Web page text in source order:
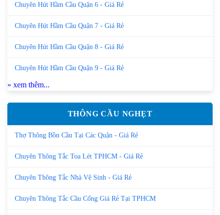
Chuyên Hút Hầm Cầu Quận 6 - Giá Rẻ
Chuyên Hút Hầm Cầu Quận 7 - Giá Rẻ
Chuyên Hút Hầm Cầu Quận 8 - Giá Rẻ
Chuyên Hút Hầm Cầu Quận 9 - Giá Rẻ
» xem thêm...
THÔNG CẦU NGHẸT
Thợ Thông Bồn Cầu Tại Các Quận - Giá Rẻ
Chuyên Thông Tắc Toa Lét TPHCM - Giá Rẻ
Chuyên Thông Tắc Nhà Vệ Sinh - Giá Rẻ
Chuyên Thông Tắc Cầu Cống Giá Rẻ Tại TPHCM